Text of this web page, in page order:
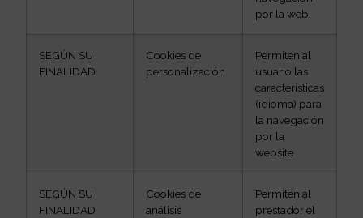
por la web.
SEGÚN SU
FINALIDAD
Cookies de
personalización
Permiten al
usuario las
características
(idioma) para
la navegación
por la
website
SEGÚN SU
FINALIDAD
Cookies de
análisis
Permiten al
prestador el